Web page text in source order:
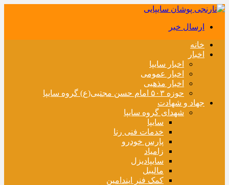
ارسال خبر
خانه
اخبار
اخبار سایپا
اخبار عمومی
اخبار مذهبی
حوزه ۵۰۳ امام حسن مجتبی(ع) گروه سایپا
جهاد و شهادت
شهدای گروه سایپا
سایپا
خدمات فنی رنا
پارس خودرو
زامیاد
سایپادیزل
مالیبل
کمک فنر ایندامین